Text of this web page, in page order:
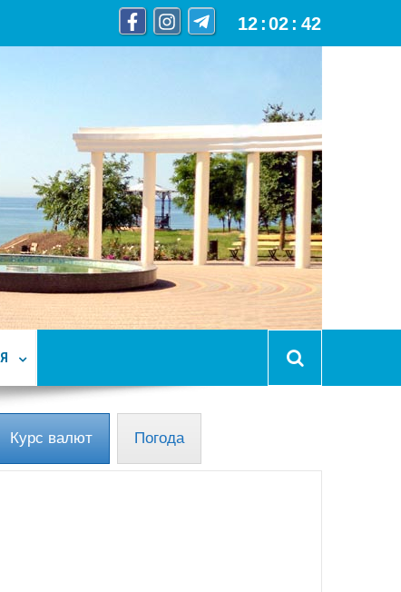
12 :02 : 44
Курс валют Погода